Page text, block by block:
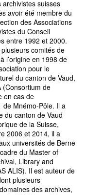
archivistes suisses
avoir été membre du
des Associations
du Conseil
entre 1992 et 2000.
comités de
l’origine en 1998 de
pour le
du canton de Vaud,
(Consortium de
en cas de
Mnémo-Pôle. Il a
du canton de Vaud
de la Suisse,
2006 et 2014, il a
universités de Berne
du Master of
Library and
ALIS). Il est auteur de
plusieurs
des archives,